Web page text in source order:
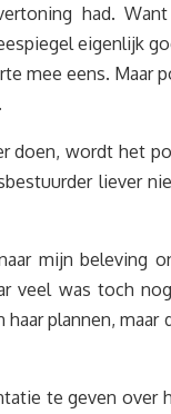
had.
eigenlijk
mee eens.
doen, wordt het
liever
mijn beleving
veel was toch
plannen,
te geven over